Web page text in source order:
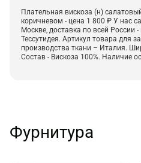
Плательная вискоза (н)
коричневом - цена 1 800 ₽ У нас
Москве, доставка по всей России
Тессутидея. Артикул товара для
производства ткани – Италия.
Состав - Вискоза 100%. Наличие
Фурнитура